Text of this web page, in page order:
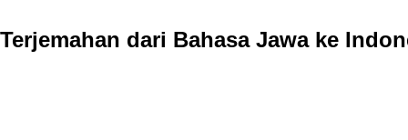
Terjemahan dari Bahasa Jawa ke